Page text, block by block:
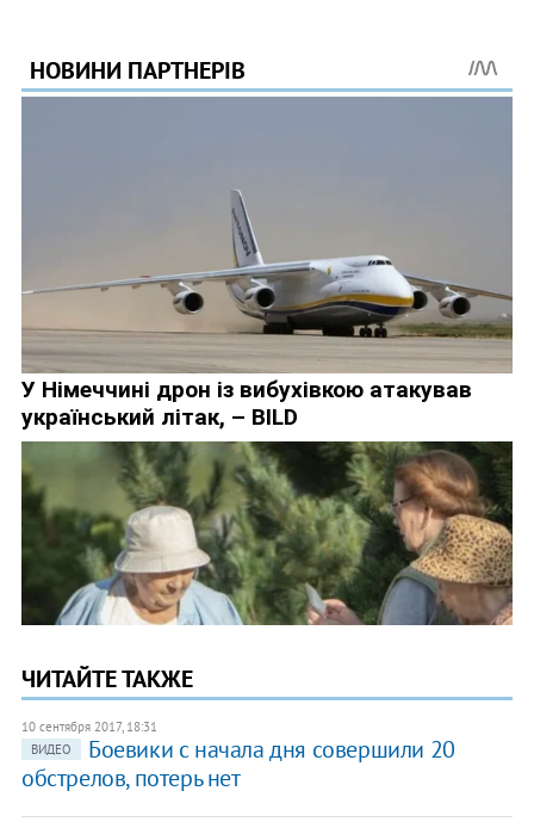
ЧИТАЙТЕ ТАКЖЕ
10 сентября 2017, 18:31
ВИДЕО
Боевики с начала дня совершили 20
обстрелов, потерь нет